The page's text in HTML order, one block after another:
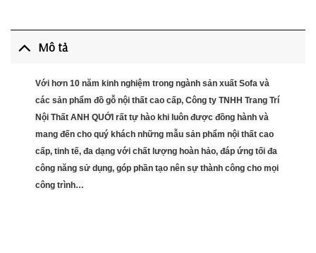
Mô tả
Với hơn 10 năm kinh nghiệm trong ngành sản xuất Sofa và
các sản phẩm đồ gỗ nội thất cao cấp, Công ty TNHH Trang Trí
Nội Thất ANH QUỚI rất tự hào khi luôn được đồng hành và
mang đến cho quý khách những mẫu sản phẩm nội thất cao
cấp, tinh tế, đa dạng với chất lượng hoàn hảo, đáp ứng tối đa
công năng sử dụng, góp phần tạo nên sự thành công cho mọi
công trình…